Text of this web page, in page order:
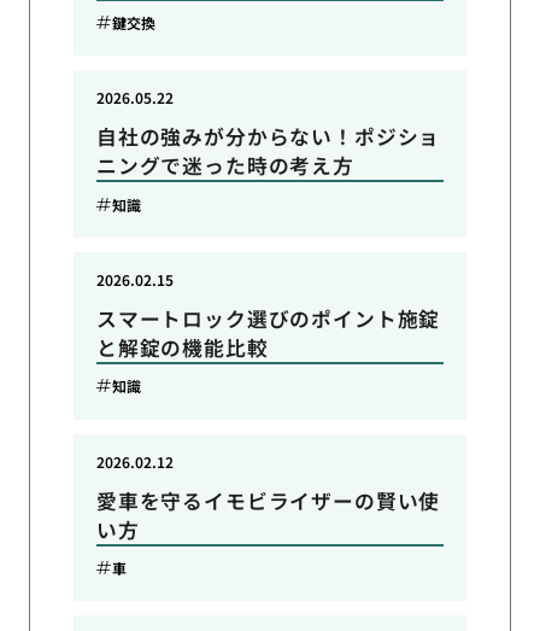
鍵交換
自社の強みが分からない！ポジショ
ニングで迷った時の考え方
2026.05.22
知識
スマートロック選びのポイント施錠
と解錠の機能比較
2026.02.15
知識
愛車を守るイモビライザーの賢い使
い方
2026.02.12
車